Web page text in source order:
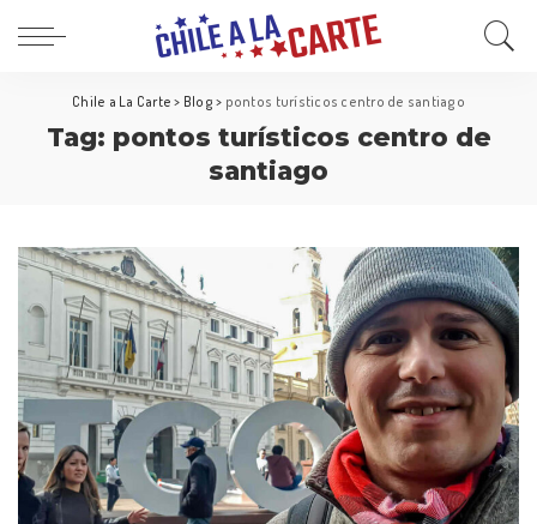
Chile a La Carte > Blog > pontos turísticos centro de santiago
Tag: pontos turísticos centro de
santiago